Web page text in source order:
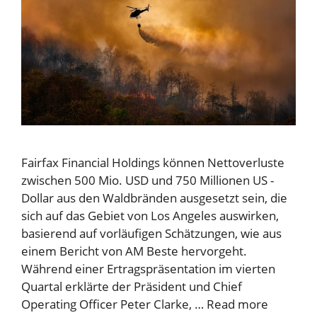
Fairfax Financial Holdings können Nettoverluste
zwischen 500 Mio. USD und 750 Millionen US -
Dollar aus den Waldbränden ausgesetzt sein, die
sich auf das Gebiet von Los Angeles auswirken,
basierend auf vorläufigen Schätzungen, wie aus
einem Bericht von AM Beste hervorgeht.
Während einer Ertragspräsentation im vierten
Quartal erklärte der Präsident und Chief
Operating Officer Peter Clarke, … Read more